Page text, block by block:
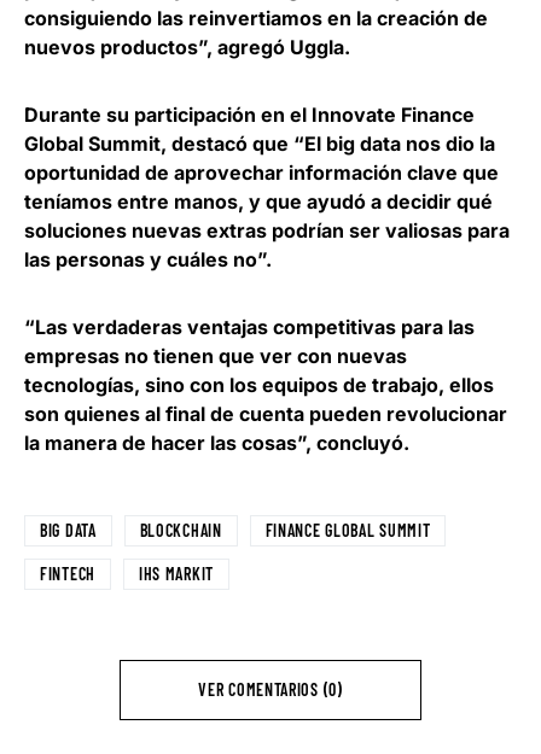
consiguiendo las reinvertiamos en la creación de
nuevos productos”, agregó Uggla.
Durante su participación en el Innovate Finance
Global Summit, destacó que “El big data nos dio la
oportunidad de aprovechar información clave que
teníamos entre manos, y que ayudó a decidir qué
soluciones nuevas extras podrían ser valiosas para
las personas y cuáles no”.
“Las verdaderas ventajas competitivas para las
empresas no tienen que ver con nuevas
tecnologías, sino con los equipos de trabajo, ellos
son quienes al final de cuenta pueden revolucionar
la manera de hacer las cosas”, concluyó.
BIG DATA BLOCKCHAIN FINANCE GLOBAL SUMMIT
FINTECH IHS MARKIT
VER COMENTARIOS (0)